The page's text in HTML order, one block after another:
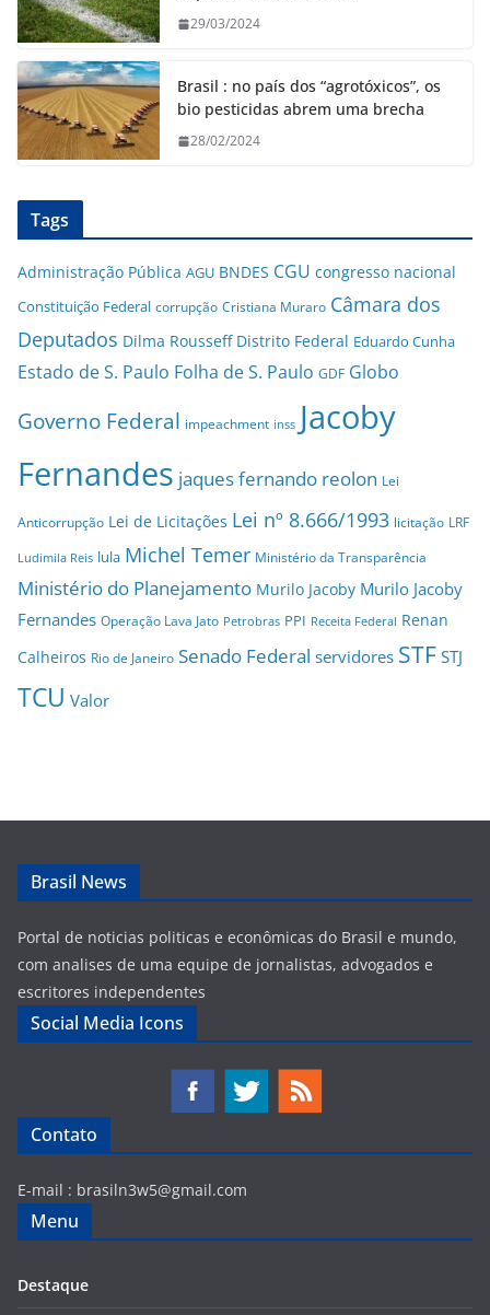
29/03/2024
Brasil : no país dos “agrotóxicos”, os
bio pesticidas abrem uma brecha
28/02/2024
Tags
Administração Pública AGU BNDES CGU congresso nacional
Constituição Federal corrupção Cristiana Muraro Câmara dos
Deputados Dilma Rousseff Distrito Federal Eduardo Cunha
Estado de S. Paulo Folha de S. Paulo GDF Globo
Governo Federal impeachment inss Jacoby
Fernandes jaques fernando reolon Lei
Anticorrupção Lei de Licitações Lei nº 8.666/1993 licitação LRF
Ludimila Reis lula Michel Temer Ministério da Transparência
Ministério do Planejamento Murilo Jacoby Murilo Jacoby
Fernandes Operação Lava Jato Petrobras PPI Receita Federal Renan
Calheiros Rio de Janeiro Senado Federal servidores STF STJ
TCU Valor
Brasil News
Portal de noticias politicas e econômicas do Brasil e mundo,
com analises de uma equipe de jornalistas, advogados e
escritores independentes
Social Media Icons
Contato
E-mail : brasiln3w5@gmail.com
Menu
Destaque